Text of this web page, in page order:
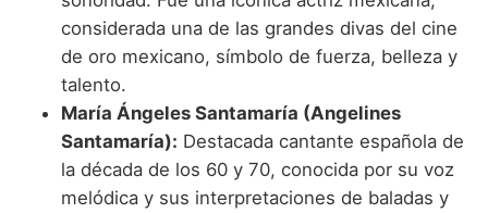
considerada una de las grandes divas del cine
de oro mexicano, símbolo de fuerza, belleza y
talento.
María Ángeles Santamaría (Angelines
Santamaría): Destacada cantante española de
la década de los 60 y 70, conocida por su voz
melódica y sus interpretaciones de baladas y